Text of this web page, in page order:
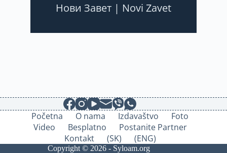
Нови Завет | Novi Zavet
Početna O nama Izdavaštvo
Foto
Video
Besplatno
Postanite Partner
Kontakt
(SK) (ENG)
Copyright © 2026 - Syloam.org